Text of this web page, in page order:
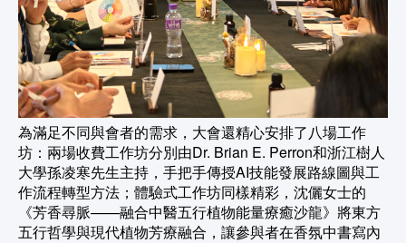
為滿足不同與會者的需求，大會還精心安排了八場工作
坊：兩場收費工作坊分別由Dr. Brian E. Perron和浙江樹人
大學孫凌寒先生主持，手把手傳授AI技能發展路線圖與工
作流程轉型方法；體驗式工作坊同樣精彩，沈儷女士的
《芳香尋脈——融合中醫五行植物能量療癒沙龍》將東方
五行哲學與現代植物芳療融合，讓參與者在香氛中書寫內